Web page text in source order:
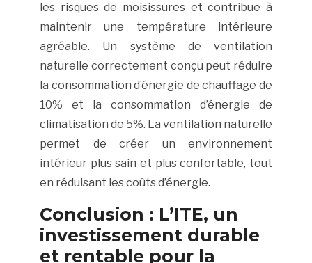
les risques de moisissures et contribue à
maintenir une température intérieure
agréable. Un système de ventilation
naturelle correctement conçu peut réduire
la consommation d’énergie de chauffage de
10% et la consommation d’énergie de
climatisation de 5%. La ventilation naturelle
permet de créer un environnement
intérieur plus sain et plus confortable, tout
en réduisant les coûts d’énergie.
Conclusion : L’ITE, un
investissement durable
et rentable pour la